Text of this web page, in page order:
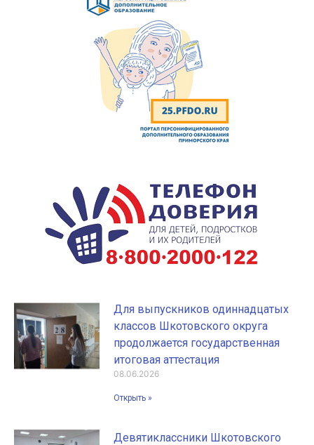
Для выпускников одиннадцатых
классов Шкотовского округа
продолжается государственная
итоговая аттестация
08.06.2026
Открыть »
Девятиклассники Шкотовского